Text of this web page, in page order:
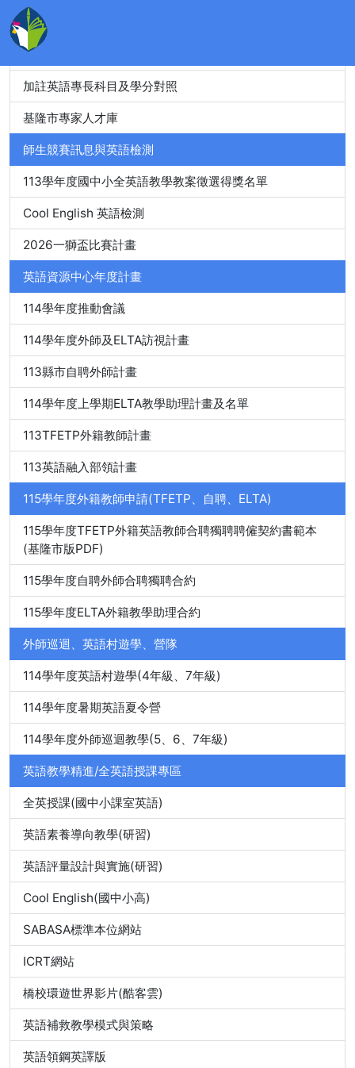
教師精進進修
教師英語檢測
加註英語專長科目及學分對照
基隆市專家人才庫
師生競賽訊息與英語檢測
113學年度國中小全英語教學教案徵選得獎名單
Cool English 英語檢測
2026一獅盃比賽計畫
英語資源中心年度計畫
114學年度推動會議
114學年度外師及ELTA訪視計畫
113縣市自聘外師計畫
114學年度上學期ELTA教學助理計畫及名單
113TFETP外籍教師計畫
113英語融入部領計畫
115學年度外籍教師申請(TFETP、自聘、ELTA)
115學年度TFETP外籍英語教師合聘獨聘聘僱契約書範本
(基隆市版PDF)
115學年度自聘外師合聘獨聘合約
115學年度ELTA外籍教學助理合約
外師巡迴、英語村遊學、營隊
114學年度英語村遊學(4年級、7年級)
114學年度暑期英語夏令營
114學年度外師巡迴教學(5、6、7年級)
英語教學精進/全英語授課專區
全英授課(國中小課室英語)
英語素養導向教學(研習)
英語評量設計與實施(研習)
Cool English(國中小高)
SABASA標準本位網站
ICRT網站
橋校環遊世界影片(酷客雲)
英語補救教學模式與策略
英語領鋼英譯版